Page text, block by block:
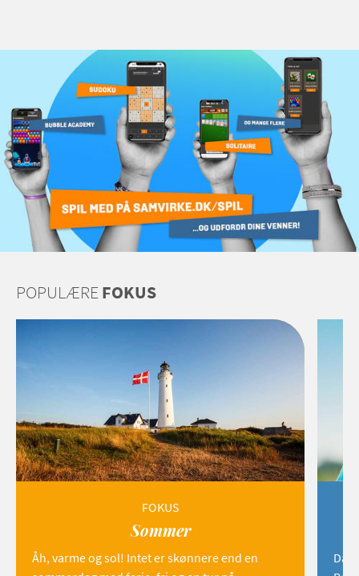
POPULÆREFOKUS
FOKUS
Sommer
Åh, varme og sol! Intet er skønnere end en